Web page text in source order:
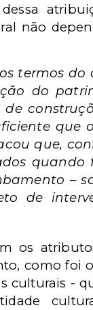
não
termos do
do
que
que,
quando
–
de
os
como foi
culturais -